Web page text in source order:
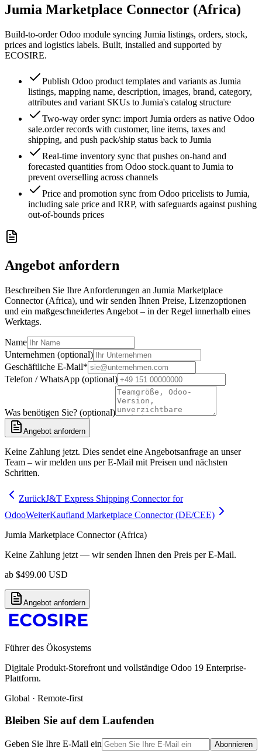
Jumia Marketplace Connector (Africa)
Build-to-order Odoo module syncing Jumia listings, orders, stock,
prices and logistics labels. Built, installed and supported by
ECOSIRE.
Publish Odoo product templates and variants as Jumia
listings, mapping name, description, images, brand, category,
attributes and variant SKUs to Jumia's catalog structure
Two-way order sync: import Jumia orders as native Odoo
sale.order records with customer, line items, taxes and
shipping, and push pack/ship status back to Jumia
Real-time inventory sync that pushes on-hand and
forecasted quantities from Odoo stock.quant to Jumia to
prevent overselling across channels
Price and promotion sync from Odoo pricelists to Jumia,
including sale price and RRP, with safeguards against pushing
out-of-bounds prices
Angebot anfordern
Beschreiben Sie Ihre Anforderungen an Jumia Marketplace
Connector (Africa), und wir senden Ihnen Preise, Lizenzoptionen
und ein maßgeschneidertes Angebot – in der Regel innerhalb eines
Werktags.
Name
Unternehmen (optional)
Geschäftliche E-Mail*
Telefon / WhatsApp (optional)
Was benötigen Sie? (optional)
Angebot anfordern
Keine Zahlung jetzt. Dies sendet eine Angebotsanfrage an unser
Team – wir melden uns per E-Mail mit Preisen und nächsten
Schritten.
ZurückJ&T Express Shipping Connector for
OdooWeiterKaufland Marketplace Connector (DE/CEE)
Jumia Marketplace Connector (Africa)
Keine Zahlung jetzt — wir senden Ihnen den Preis per E-Mail.
ab $499.00 USD
Angebot anfordern
Führer des Ökosystems
Digitale Produkt-Storefront und vollständige Odoo 19 Enterprise-
Plattform.
Global · Remote-first
Bleiben Sie auf dem Laufenden
Geben Sie Ihre E-Mail ein Abonnieren